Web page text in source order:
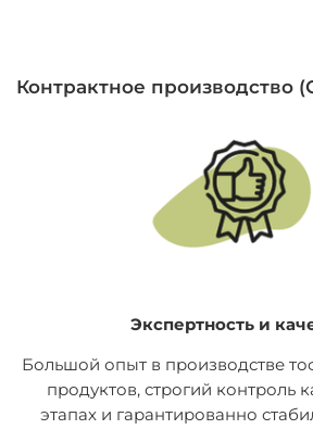
Контрактное производство
Экспертность и
Большой опыт в производстве
продуктов, строгий контроль
этапах и гарантированно